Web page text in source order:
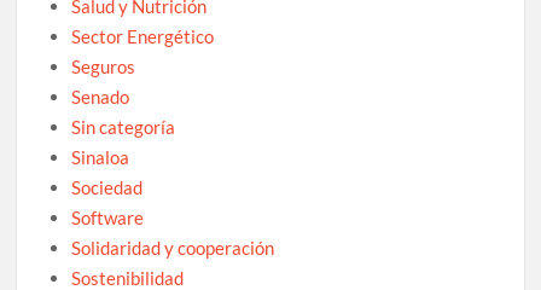
Salud y Nutrición
Sector Energético
Seguros
Senado
Sin categoría
Sinaloa
Sociedad
Software
Solidaridad y cooperación
Sostenibilidad